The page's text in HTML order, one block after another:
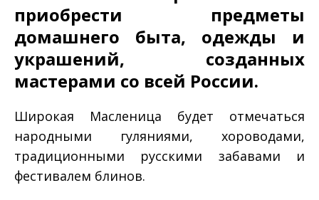
приобрести предметы
домашнего быта, одежды и
украшений, созданных
мастерами со всей России.
Широкая Масленица будет отмечаться
народными гуляниями, хороводами,
традиционными русскими забавами и
фестивалем блинов.